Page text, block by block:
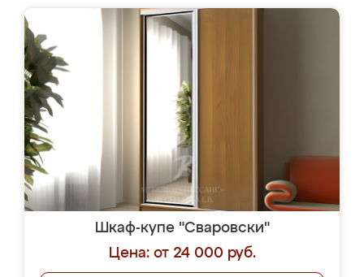
Шкаф-купе "Сваровски"
Цена: от 24 000 руб.